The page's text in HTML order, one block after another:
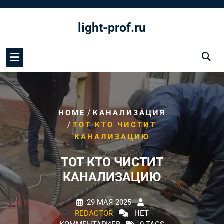
light-prof.ru
HOME / КАНАЛИЗАЦИЯ
/ ТОТ КТО ЧИСТИТ
КАНАЛИЗАЦИЮ
ТОТ КТО ЧИСТИТ
КАНАЛИЗАЦИЮ
29 МАЯ 2025
REDACTOR
НЕТ